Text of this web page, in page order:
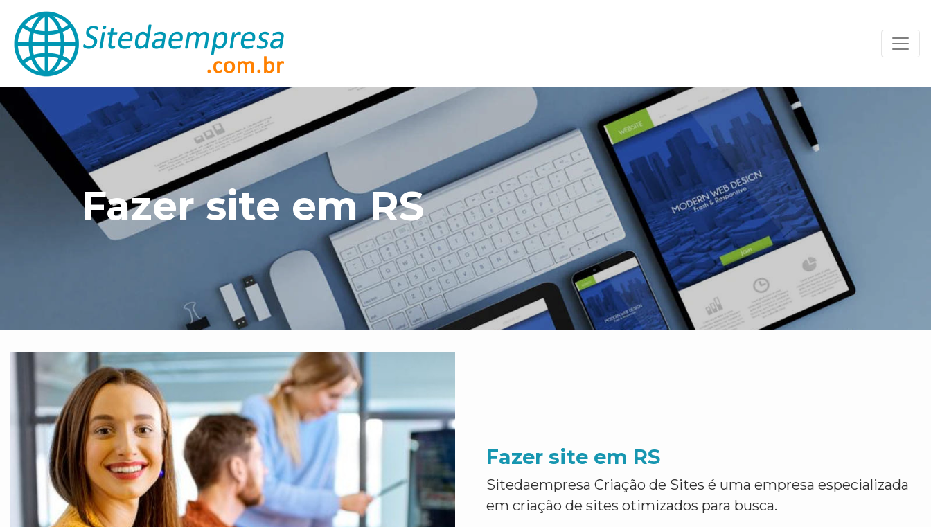
Fazer site em RS
Fazer site em RS
Sitedaempresa Criação de Sites é uma empresa especializada
em criação de sites otimizados para busca.